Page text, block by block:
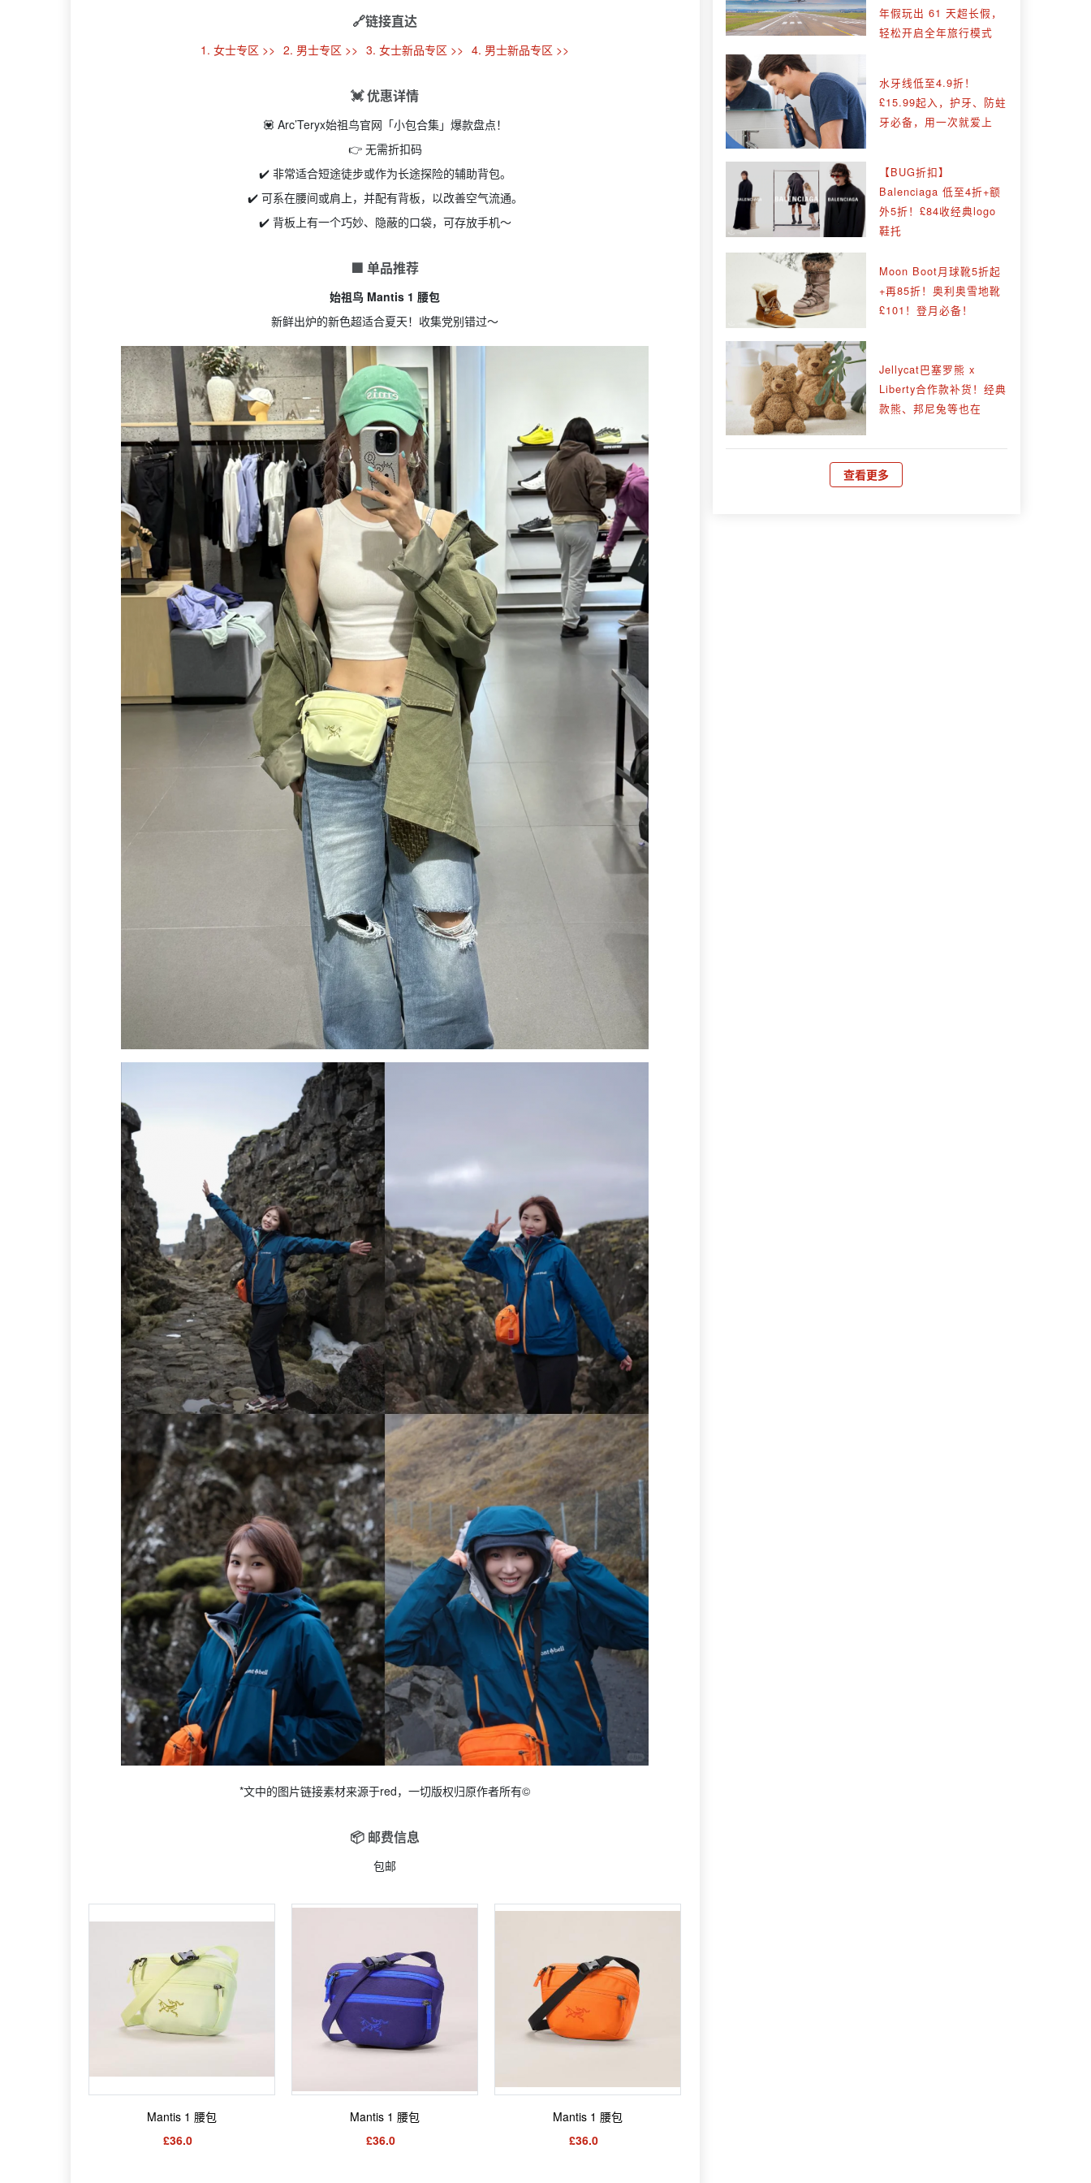
🔗链接直达
1. 女士专区 >> 2. 男士专区 >> 3. 女士新品专区 >> 4. 男士新品专区 >>
💓 优惠详情
💟 Arc’Teryx始祖鸟官网「小包合集」爆款盘点！
👉 无需折扣码
✔️ 非常适合短途徒步或作为长途探险的辅助背包。
✔️ 可系在腰间或肩上，并配有背板，以改善空气流通。
✔️ 背板上有一个巧妙、隐蔽的口袋，可存放手机～
🟩 单品推荐
始祖鸟 Mantis 1 腰包
新鲜出炉的新色超适合夏天！收集党别错过～
*文中的图片链接素材来源于red，一切版权归原作者所有©
📦 邮费信息
包邮
Mantis 1 腰包
£36.0
Mantis 1 腰包
£36.0
Mantis 1 腰包
£36.0
年假玩出 61 天超长假，
轻松开启全年旅行模式
水牙线低至4.9折！
£15.99起入，护牙、防蛀
牙必备，用一次就爱上
【BUG折扣】
Balenciaga 低至4折+额
外5折！£84收经典logo
鞋托
Moon Boot月球靴5折起
+再85折！奥利奥雪地靴
£101！登月必备！
Jellycat巴塞罗熊 x
Liberty合作款补货！经典
款熊、邦尼兔等也在
查看更多